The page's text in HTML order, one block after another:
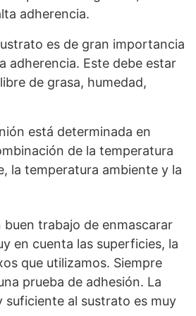
adherencia.
es de gran importancia
adherencia. Este debe estar
de grasa, humedad,
está determinada en
de la temperatura
la temperatura ambiente y la
buen trabajo de enmascarar
en cuenta las superficies, la
que utilizamos. Siempre
prueba de adhesión. La
suficiente al sustrato es muy